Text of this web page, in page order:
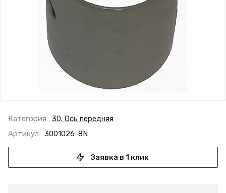
Категория: 30. Ось передняя
Артикул: 3001026-8N
Заявка в 1 клик